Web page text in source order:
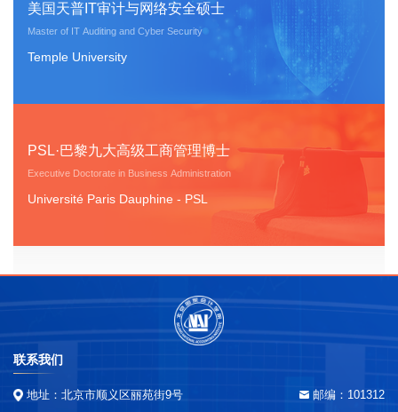
美国天普IT审计与网络安全硕士
Master of IT Auditing and Cyber Security
Temple University
PSL·巴黎九大高级工商管理博士
Executive Doctorate in Business Administration
Université Paris Dauphine - PSL
联系我们
地址：北京市顺义区丽苑街9号 邮编：101312